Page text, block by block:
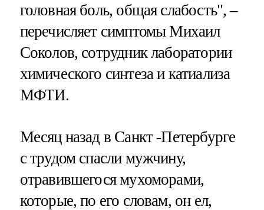
головная боль, общая слабость", –
перечисляет симптомы Михаил
Соколов, сотрудник лаборатории
химического синтеза и катиализа
МФТИ.
Месяц назад в Санкт -Петербурге
с трудом спасли мужчину,
отравившегося мухоморами,
которые, по его словам, он ел,